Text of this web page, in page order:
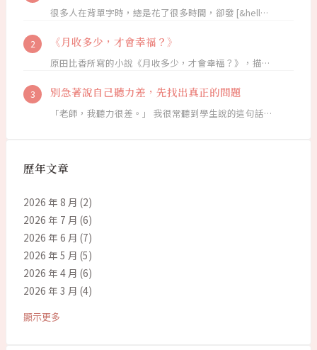
很多人在背單字時，總是花了很多時間，卻發 [&hell…
《月收多少，才會幸福？》
原田比香所寫的小說《月收多少，才會幸福？》，描…
別急著說自己聽力差，先找出真正的問題
「老師，我聽力很差。」 我很常聽到學生說的這句話…
歷年文章
2026 年 8 月 (2)
2026 年 7 月 (6)
2026 年 6 月 (7)
2026 年 5 月 (5)
2026 年 4 月 (6)
2026 年 3 月 (4)
顯示更多